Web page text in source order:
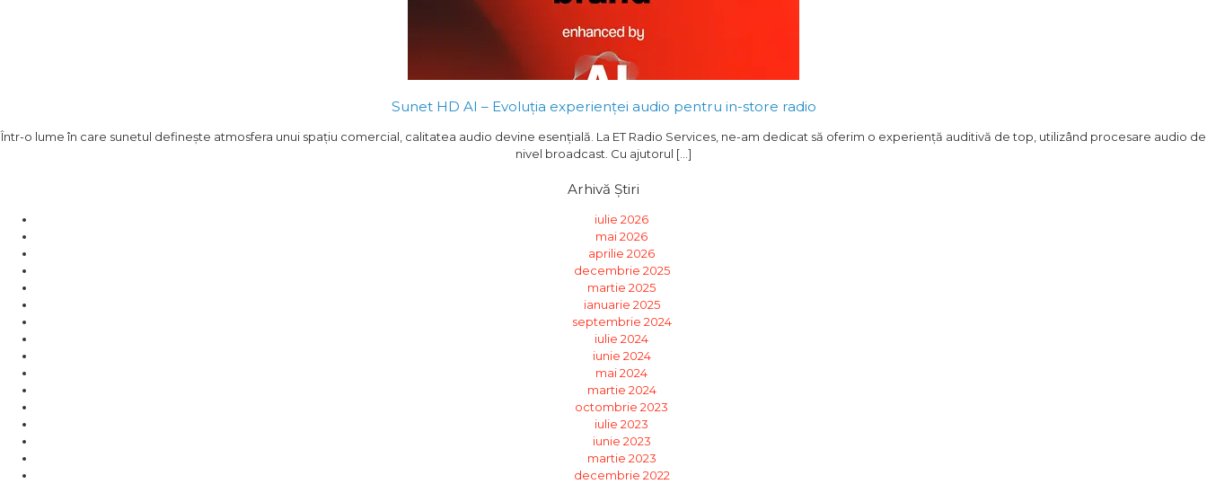
Sunet HD AI – Evoluția experienței audio pentru in-store radio
Într-o lume în care sunetul definește atmosfera unui spațiu comercial, calitatea audio devine esențială. La ET Radio Services, ne-am dedicat să oferim o experiență auditivă de top, utilizând procesare audio de
nivel broadcast. Cu ajutorul […]
Arhivă Știri
iulie 2026
mai 2026
aprilie 2026
decembrie 2025
martie 2025
ianuarie 2025
septembrie 2024
iulie 2024
iunie 2024
mai 2024
martie 2024
octombrie 2023
iulie 2023
iunie 2023
martie 2023
decembrie 2022